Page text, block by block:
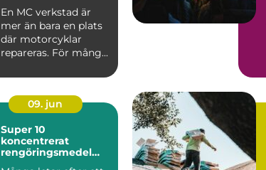
En MC verkstad är
mer än bara en plats
där motorcyklar
repareras. För mång...
09. jun
Super 10
koncentrerat
rengöringsmedel